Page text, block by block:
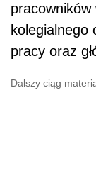
pracowników
kolegialnego
pracy oraz
Dalszy ciąg